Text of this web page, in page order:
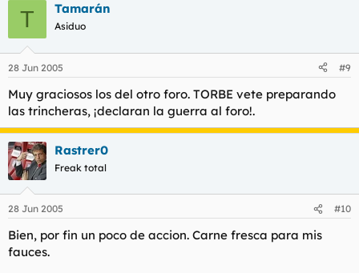
T Tamarán
Asiduo
28 Jun 2005 #9
Muy graciosos los del otro foro. TORBE vete preparando
las trincheras, ¡declaran la guerra al foro!.
Rastrer0
Freak total
28 Jun 2005 #10
Bien, por fin un poco de accion. Carne fresca para mis
fauces.